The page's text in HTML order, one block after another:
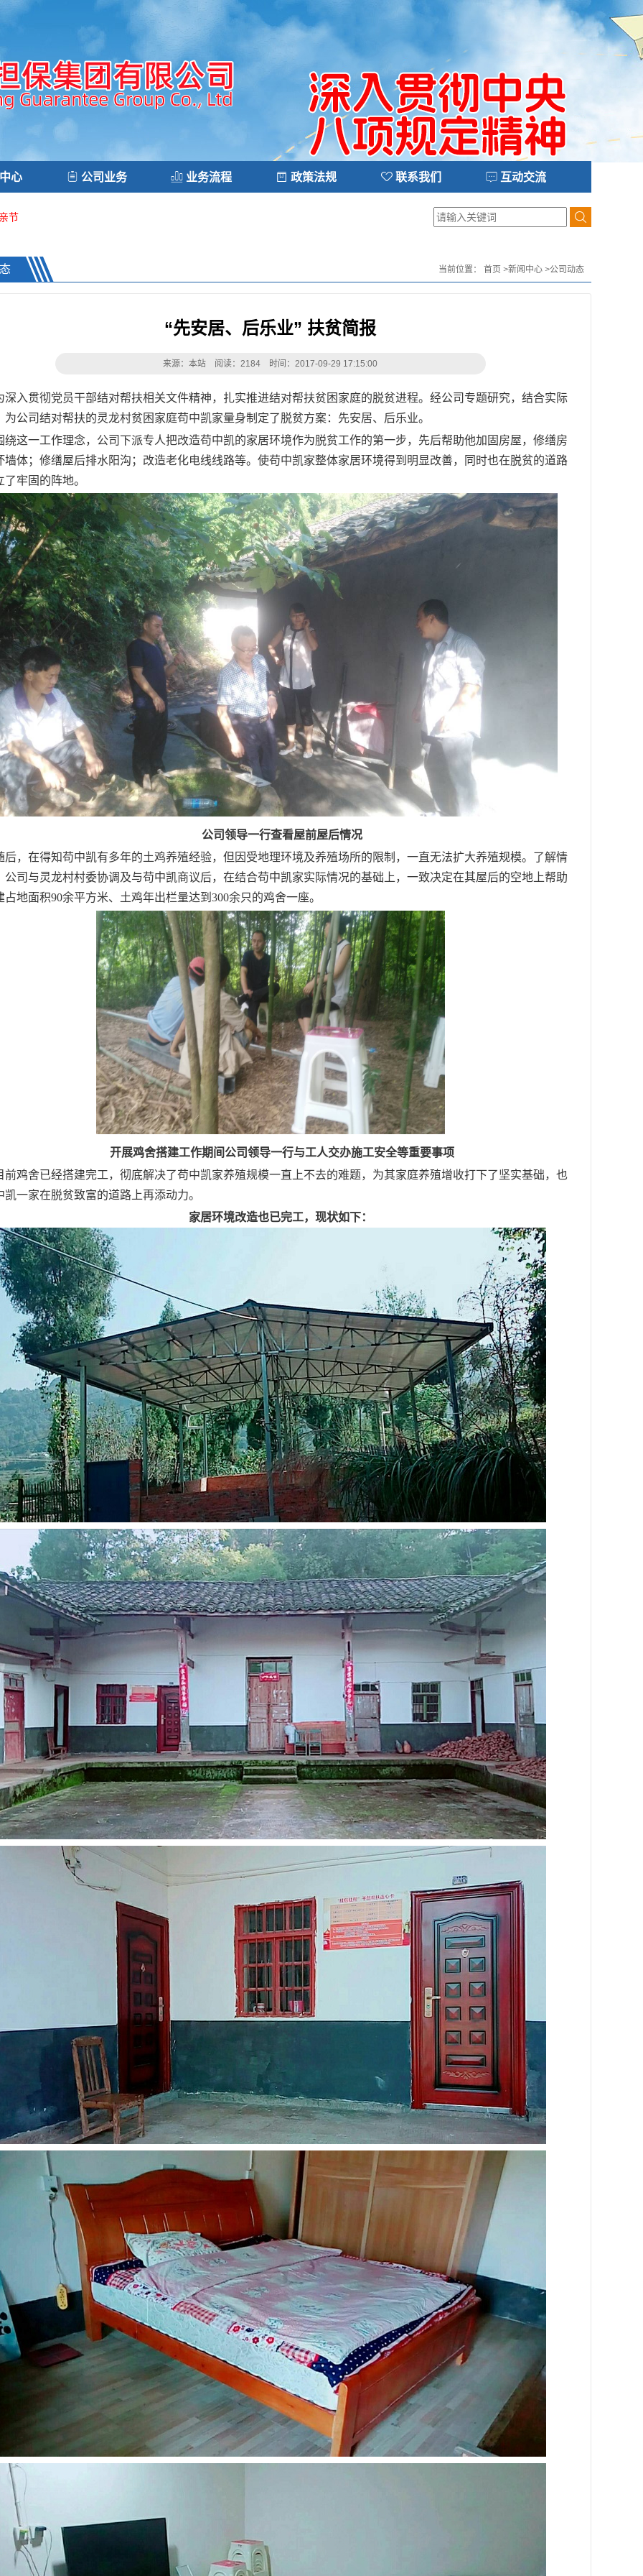
心 公司业务 业务流程 政策法规 联系我们 互动交流
节
当前位置： 首页 >新闻中心 >公司动态
“先安居、后乐业” 扶贫简报
来源：本站 阅读：2184 时间：2017-09-29 17:15:00
深入贯彻党员干部结对帮扶相关文件精神，扎实推进结对帮扶贫困家庭的脱贫进程。经公司专题研究，结合实际
为公司结对帮扶的灵龙村贫困家庭苟中凯家量身制定了脱贫方案：先安居、后乐业。
绕这一工作理念，公司下派专人把改造苟中凯的家居环境作为脱贫工作的第一步，先后帮助他加固房屋，修缮房
墙体；修缮屋后排水阳沟；改造老化电线线路等。使苟中凯家整体家居环境得到明显改善，同时也在脱贫的道路
了牢固的阵地。
公司领导一行查看屋前屋后情况
后，在得知苟中凯有多年的土鸡养殖经验，但因受地理环境及养殖场所的限制，一直无法扩大养殖规模。了解情
公司与灵龙村村委协调及与苟中凯商议后，在结合苟中凯家实际情况的基础上，一致决定在其屋后的空地上帮助
占地面积90余平方米、土鸡年出栏量达到 300余只的鸡舍一座。
开展鸡舍搭建工作期间公司领导一行与工人交办施工安全等重要事项
前鸡舍已经搭建完工，彻底解决了苟中凯家养殖规模一直上不去的难题，为其家庭养殖增收打下了坚实基础，也
凯一家在脱贫致富的道路上再添动力。
家居环境改造也已完工，现状如下：